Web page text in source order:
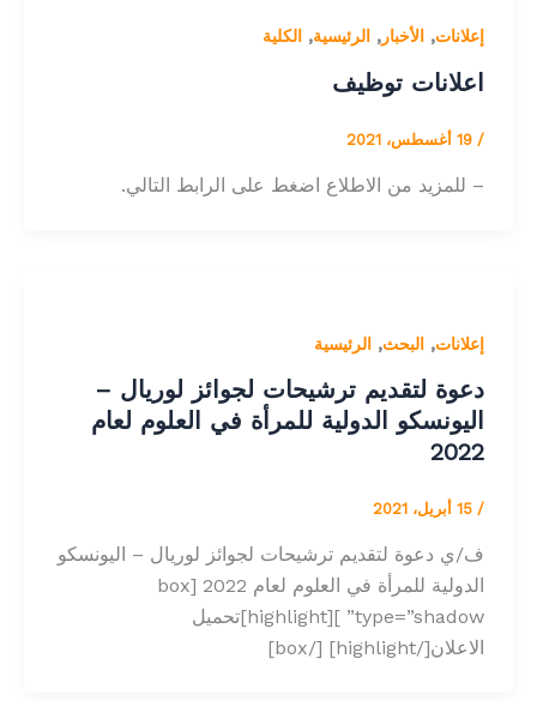
إعلانات, الأخبار , الرئيسية, الكلية
اعلانات توظيف
/ 19 أغسطس، 2021
– للمزيد من الاطلاع اضغط على الرابط التالي.
إعلانات, البحث, الرئيسية
دعوة لتقديم ترشيحات لجوائز لوريال –
اليونسكو الدولية للمرأة في العلوم لعام
2022
/ 15 أبريل، 2021
ف/ي دعوة لتقديم ترشيحات لجوائز لوريال – اليونسكو
الدولية للمرأة في العلوم لعام 2022 [box
type=”shadow” ][highlight]تحميل
الاعلان[/highlight] [/box]